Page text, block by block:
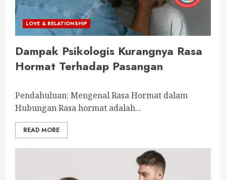
LOVE & RELATIONSHIP
Dampak Psikologis Kurangnya Rasa
Hormat Terhadap Pasangan
Pendahuluan: Mengenal Rasa Hormat dalam
Hubungan Rasa hormat adalah...
READ MORE